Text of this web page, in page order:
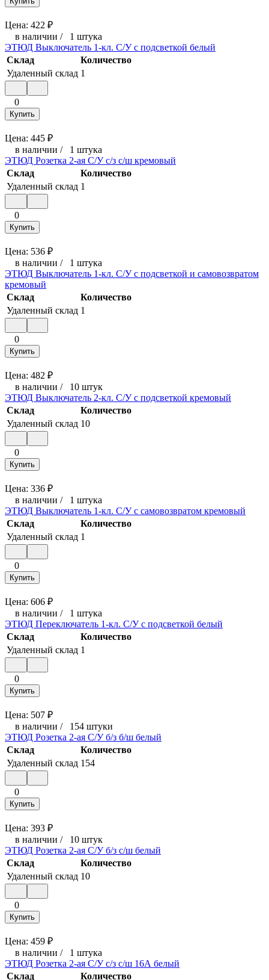
Цена: 422 ₽
в наличии / 1 штука
ЭТЮД Выключатель 1-кл. С/У с подсветкой белый
Склад
Количество
Удаленный склад 1
0
Купить
Цена: 445 ₽
в наличии / 1 штука
ЭТЮД Розетка 2-ая С/У с/з с/ш кремовый
Склад
Количество
Удаленный склад 1
0
Купить
Цена: 536 ₽
в наличии / 1 штука
ЭТЮД Выключатель 1-кл. С/У с подсветкой и самовозвратом
кремовый
Склад
Количество
Удаленный склад 1
0
Купить
Цена: 482 ₽
в наличии / 10 штук
ЭТЮД Выключатель 2-кл. С/У с подсветкой кремовый
Склад
Количество
Удаленный склад 10
0
Купить
Цена: 336 ₽
в наличии / 1 штука
ЭТЮД Выключатель 1-кл. С/У с самовозвратом кремовый
Склад
Количество
Удаленный склад 1
0
Купить
Цена: 606 ₽
в наличии / 1 штука
ЭТЮД Переключатель 1-кл. С/У с подсветкой белый
Склад
Количество
Удаленный склад 1
0
Купить
Цена: 507 ₽
в наличии / 154 штуки
ЭТЮД Розетка 2-ая С/У б/з б/ш белый
Склад
Количество
Удаленный склад 154
0
Купить
Цена: 393 ₽
в наличии / 10 штук
ЭТЮД Розетка 2-ая С/У б/з с/ш белый
Склад
Количество
Удаленный склад 10
0
Купить
Цена: 459 ₽
в наличии / 1 штука
ЭТЮД Розетка 2-ая С/У c/з с/ш 16А белый
Склад
Количество